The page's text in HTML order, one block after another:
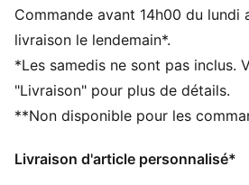
Coupe régulière
Jersey simple
Col rond
Manches courtes
Détails brandés PUMA
4 à 8 ans
Commande avant 14h00 du lundi
livraison le lendemain*.
*Les samedis ne sont pas inclus.
"Livraison" pour plus de détails.
**Non disponible pour les
Livraison d'article personnalisé*